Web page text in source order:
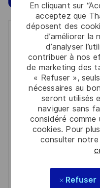
En cliquant sur
acceptez que
déposent des
d’améliorer la
d’analyser
contribuer à nos
de marketing des
« Refuser »,
nécessaires au
seront utilisés
naviguer sans
considéré comme
cookies. Pour
consulter notre
Refuser
Get notified for
You'll receive updates
Enter
Email
address
(Required)
Required
Lire et accepter les
informations